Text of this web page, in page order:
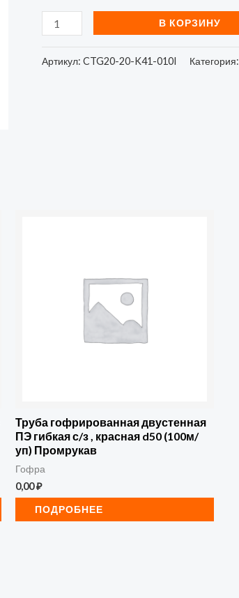
IEK
CTG20-
В КОРЗИНУ
Артикул: CTG20-20-K41-010I Категория:
Труба гофрированная двустенная
ПЭ гибкая с/з , красная d50 (100м/
уп) Промрукав
Гофра
0,00₽
ПОДРОБНЕЕ